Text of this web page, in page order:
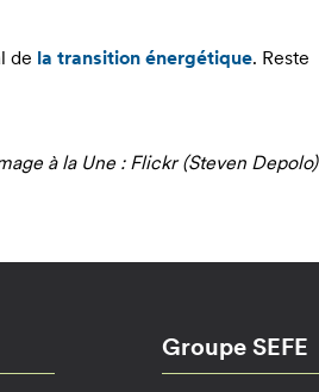
de la transition énergétique. Reste
à la Une : Flickr (Steven Depolo)
Groupe SEFE